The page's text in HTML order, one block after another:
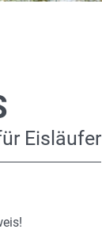
Eisläufer